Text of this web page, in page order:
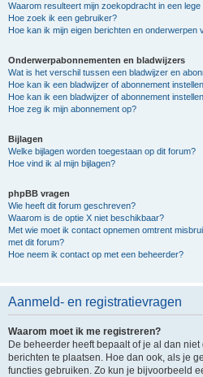
Waarom resulteert mijn zoekopdracht in een lege
Hoe zoek ik een gebruiker?
Hoe kan ik mijn eigen berichten en onderwerpen
Onderwerpabonnementen en bladwijzers
Wat is het verschil tussen een bladwijzer en
Hoe kan ik een bladwijzer of abonnement
Hoe kan ik een bladwijzer of abonnement
Hoe zeg ik mijn abonnement op?
Bijlagen
Welke bijlagen worden toegestaan op dit forum?
Hoe vind ik al mijn bijlagen?
phpBB vragen
Wie heeft dit forum geschreven?
Waarom is de optie X niet beschikbaar?
Met wie moet ik contact opnemen omtrent
met dit forum?
Hoe neem ik contact op met een beheerder?
Aanmeld- en registratievragen
Waarom moet ik me registreren?
De beheerder heeft bepaalt of je al dan
berichten te plaatsen. Hoe dan ook, als je
functies gebruiken. Zo kun je bijvoorbeeld